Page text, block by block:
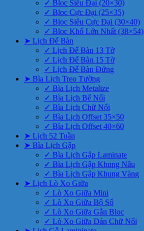
✓ Bloc Siêu Đại (20×30)
✓ Bloc Cực Đại (25×35)
✓ Bloc Siêu Cực Đại (30×40)
✓ Bloc Khổ Lớn Nhất (38×54)
➤ Lịch Để Bàn
✓ Lịch Để Bàn 13 Tờ
✓ Lịch Để Bàn 15 Tờ
✓ Lịch Để Bàn Đứng
➤ Bìa Lịch Treo Tường
✓ Bìa Lịch Metalize
✓ Bìa Lịch Bế Nổi
✓ Bìa Lịch Chữ Nổi
✓ Bìa Lịch Offset 35×50
✓ Bìa Lịch Offset 40×60
➤ Lịch 52 Tuần
➤ Bìa Lịch Gập
✓ Bìa Lịch Gập Laminate
✓ Bìa Lịch Gập Khung Nâu
✓ Bìa Lịch Gập Khung Vàng
➤ Lịch Lò Xo Giữa
✓ Lò Xo Giữa Mini
✓ Lò Xo Giữa Bộ Số
✓ Lò Xo Giữa Gắn Bloc
✓ Lò Xo Giữa Dán Chữ Nổi